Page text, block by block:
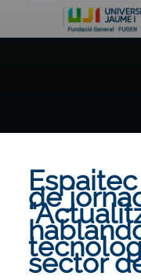
de
sector